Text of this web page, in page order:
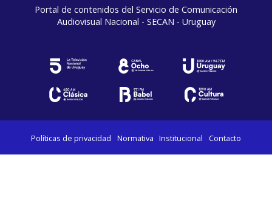
Portal de contenidos del Servicio de Comunicación
Audiovisual Nacional - SECAN - Uruguay
Políticas de privacidad Normativa Institucional Contacto